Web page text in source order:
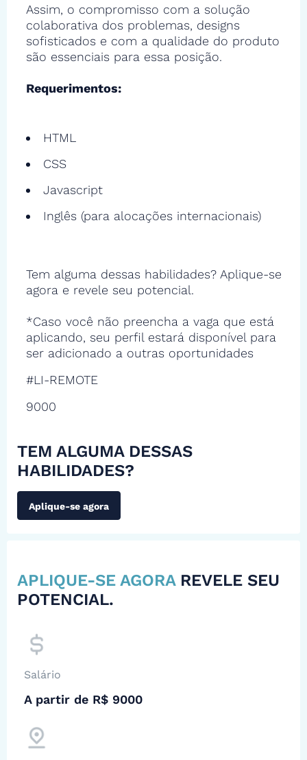
Assim, o compromisso com a solução
colaborativa dos problemas, designs
sofisticados e com a qualidade do produto
são essenciais para essa posição.
Requerimentos:
HTML
CSS
Javascript
Inglês (para alocações internacionais)
Tem alguma dessas habilidades? Aplique-se
agora e revele seu potencial.
*Caso você não preencha a vaga que está
aplicando, seu perfil estará disponível para
ser adicionado a outras oportunidades
#LI-REMOTE
9000
TEM ALGUMA DESSAS
HABILIDADES?
Aplique-se agora
APLIQUE-SE AGORA REVELE SEU
POTENCIAL.
Salário
A partir de R$ 9000